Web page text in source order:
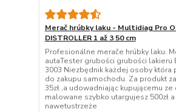
Merač hrúbky laku - Multidiag Pro
DISTROLLER 1 až 3 50 cm
Profesionálne merače hrúbky laku.
autaTester grubości grubości lakieru
3003 Niezbędnik każdej osoby która
do zakupu samochodu. Za produkt
35zł ,a udowadniając kupującemu ze
malowane szybko utargujesz 500zł
nawetustrzeże